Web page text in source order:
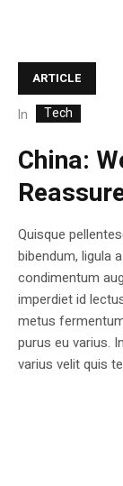
ARTICLE
In Tech
China:
Quisque
bibendum, ligula
condimentum
imperdiet id
metus
purus eu varius.
varius velit quis